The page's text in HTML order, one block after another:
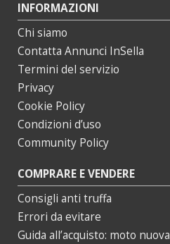
INFORMAZIONI
Chi siamo
Contatta Annunci InSella
Termini del servizio
Privacy
Cookie Policy
Condizioni d’uso
Community Policy
COMPRARE E VENDERE
Consigli anti truffa
Errori da evitare
Guida all’acquisto: moto nuova